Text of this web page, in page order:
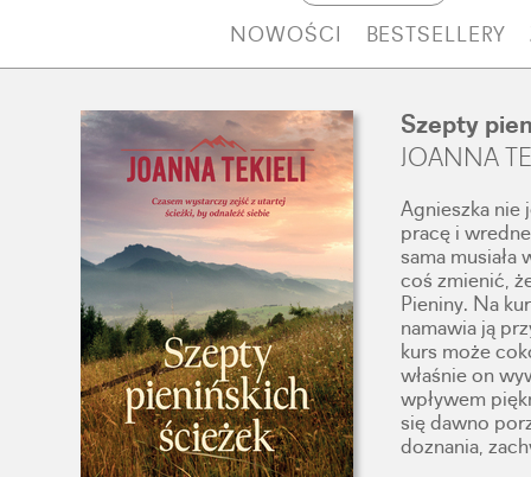
NOWOŚCI BESTSELLERY
Szepty
JOANNA
Agnieszka nie
pracę i
sama
coś zmienić,
Pieniny. Na
namawia ją
kurs może
właśnie on
wpływem
się dawno
doznania,